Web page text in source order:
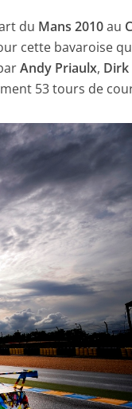
du Mans 2010au
cette bavaroise
Andy Priaulx, Dirk
53 tours de